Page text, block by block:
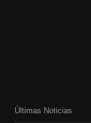
Últimas Noticias